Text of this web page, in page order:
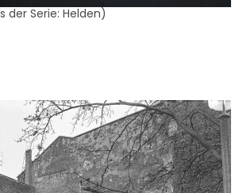
der Serie: Helden)